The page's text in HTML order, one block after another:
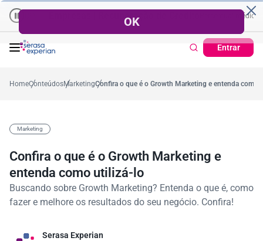
-0,2% Empresas | Recuperação de Crédito Percentual médio no ano
Entrar
no ano Cartão de Crédito |
HomeConteúdosMarketingConfira o que é o Growth Marketing e entenda como
Marketing
Confira o que é o Growth Marketing e
entenda como utilizá-lo
Buscando sobre Growth Marketing? Entenda o que é, como
fazer e melhore os resultados do seu negócio. Confira!
Serasa Experian